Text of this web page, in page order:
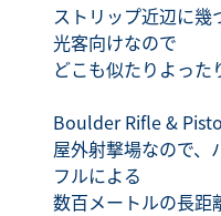
ストリップ近辺に幾
光客向けなので
どこも似たりよった
Boulder Rifle &
屋外射撃場なので、
フルによる
数百メートルの長距